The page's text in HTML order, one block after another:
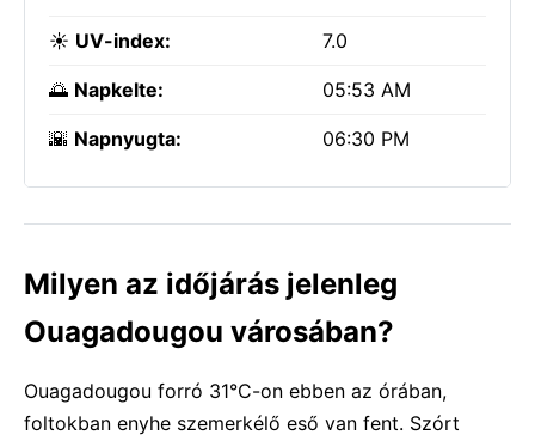
☀️ UV-index: 7.0
🌅 Napkelte: 05:53 AM
🌇 Napnyugta: 06:30 PM
Milyen az időjárás jelenleg
Ouagadougou városában?
Ouagadougou forró 31°C-on ebben az órában,
foltokban enyhe szemerkélő eső van fent. Szórt